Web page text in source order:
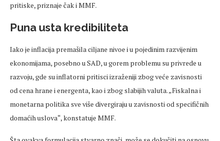
pritiske, priznaje čak i MMF.
Puna usta kredibiliteta
Iako je inflacija premašila ciljane nivoe i u pojedinim razvijenim
ekonomijama, posebno u SAD, u gorem problemu su privrede u
razvoju, gde su inflatorni pritisci izraženiji zbog veće zavisnosti
od cena hrane i energenta, kao i zbog slabijih valuta. „Fiskalna i
monetarna politika sve više divergiraju u zavisnosti od specifičnih
domaćih uslova“, konstatuje MMF.